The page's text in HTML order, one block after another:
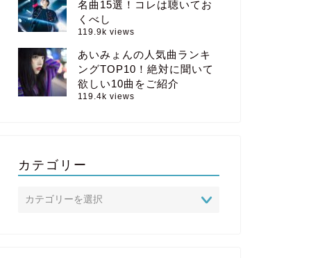
名曲15選！コレは聴いてお
くべし
119.9k views
あいみょんの人気曲ランキ
ングTOP10！絶対に聞いて
欲しい10曲をご紹介
119.4k views
カテゴリー